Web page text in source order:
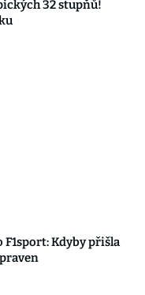
32 stupňů!
Kdyby přišla